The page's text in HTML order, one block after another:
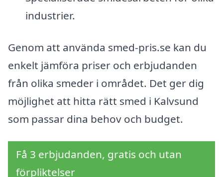
industrier.
Genom att använda smed-pris.se kan du
enkelt jämföra priser och erbjudanden
från olika smeder i området. Det ger dig
möjlighet att hitta rätt smed i Kalvsund
som passar dina behov och budget.
Få 3 erbjudanden, gratis och utan
förpliktelser